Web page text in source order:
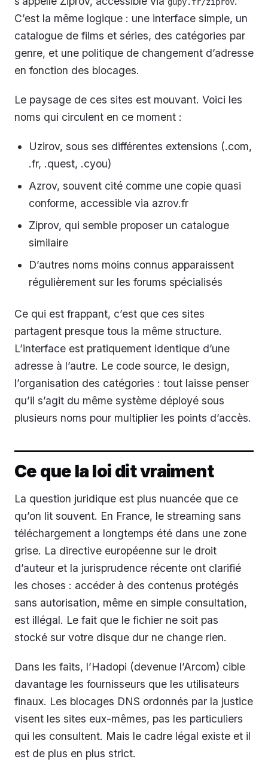
C’est la même logique : une interface simple, un
catalogue de films et séries, des catégories par
genre, et une politique de changement d’adresse
en fonction des blocages.
Le paysage de ces sites est mouvant. Voici les
noms qui circulent en ce moment :
Uzirov, sous ses différentes extensions (.com,
.fr, .quest, .cyou)
Azrov, souvent cité comme une copie quasi
conforme, accessible via azrov.fr
Ziprov, qui semble proposer un catalogue
similaire
D’autres noms moins connus apparaissent
régulièrement sur les forums spécialisés
Ce qui est frappant, c’est que ces sites
partagent presque tous la même structure.
L’interface est pratiquement identique d’une
adresse à l’autre. Le code source, le design,
l’organisation des catégories : tout laisse penser
qu’il s’agit du même système déployé sous
plusieurs noms pour multiplier les points d’accès.
Ce que la loi dit vraiment
La question juridique est plus nuancée que ce
qu’on lit souvent. En France, le streaming sans
téléchargement a longtemps été dans une zone
grise. La directive européenne sur le droit
d’auteur et la jurisprudence récente ont clarifié
les choses : accéder à des contenus protégés
sans autorisation, même en simple consultation,
est illégal. Le fait que le fichier ne soit pas
stocké sur votre disque dur ne change rien.
Dans les faits, l’Hadopi (devenue l’Arcom) cible
davantage les fournisseurs que les utilisateurs
finaux. Les blocages DNS ordonnés par la justice
visent les sites eux-mêmes, pas les particuliers
qui les consultent. Mais le cadre légal existe et il
est de plus en plus strict.